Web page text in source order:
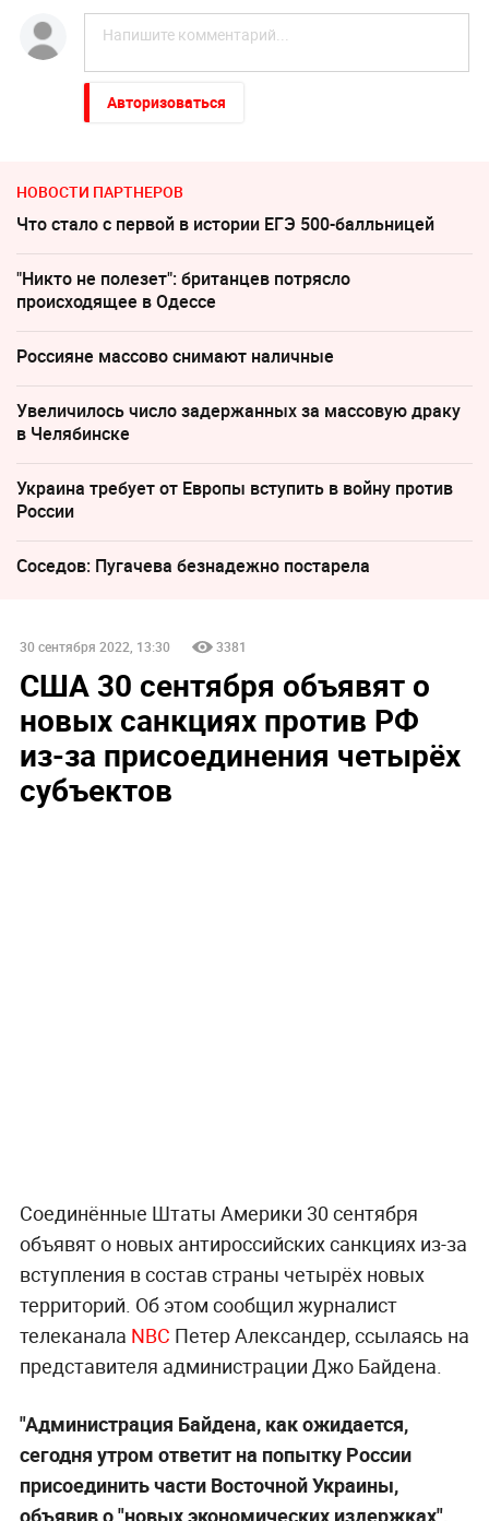
Авторизоваться
НОВОСТИ ПАРТНЕРОВ
Что стало с первой в истории ЕГЭ 500-балльницей
"Никто не полезет": британцев потрясло
происходящее в Одессе
Россияне массово снимают наличные
Увеличилось число задержанных за массовую драку
в Челябинске
Украина требует от Европы вступить в войну против
России
Соседов: Пугачева безнадежно постарела
30 сентября 2022, 13:30 3381
США 30 сентября объявят о
новых санкциях против РФ
из-за присоединения четырёх
субъектов
Соединённые Штаты Америки 30 сентября
объявят о новых антироссийских санкциях из-за
вступления в состав страны четырёх новых
территорий. Об этом сообщил журналист
телеканала NBC Петер Александер, ссылаясь на
представителя администрации Джо Байдена.
"Администрация Байдена, как ожидается,
сегодня утром ответит на попытку России
присоединить части Восточной Украины,
объявив о "новых экономических издержках",